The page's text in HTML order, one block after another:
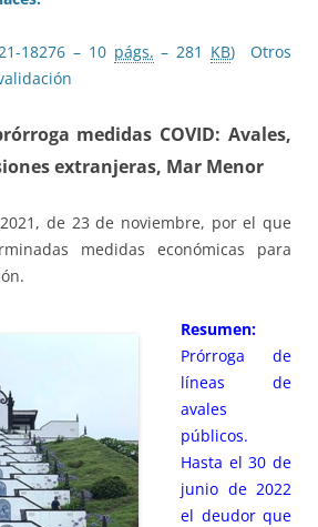
18276 – 10 págs. – 281 KB)
Otros
medidas COVID: Avales,
extranjeras, Mar Menor
de 23 de noviembre, por el que
medidas económicas para
Resumen:
Prórroga de
líneas de
avales
públicos.
Hasta el 30 de
junio de 2022
el deudor que